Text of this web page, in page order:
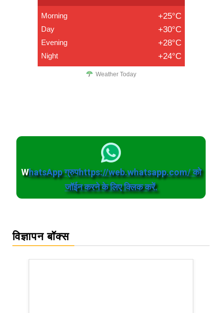
Morning +25°C
Day +30°C
Evening +28°C
Night +24°C
Weather Today
WhatsApp ग्रुपhttps://web.whatsapp.com/ को
जॉईन करने के लिए क्लिक करें.
विज्ञापन बॉक्स